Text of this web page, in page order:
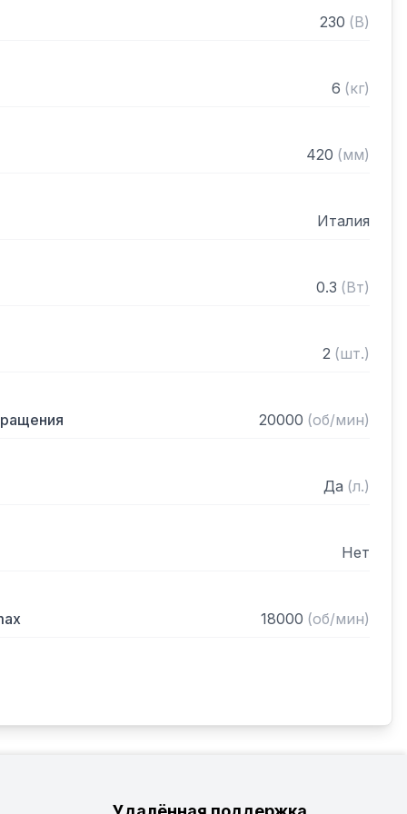
переключателя
стали
230 (В)
6 (кг)
420 (мм)
Италия
0.3 (Вт)
2 (шт.)
20000 (об/мин)
Да (л.)
Нет
18000 (об/мин)